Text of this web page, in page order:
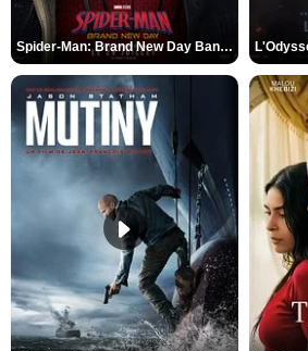
Spider-Man: Brand New Day Bande-annonce VO STFR